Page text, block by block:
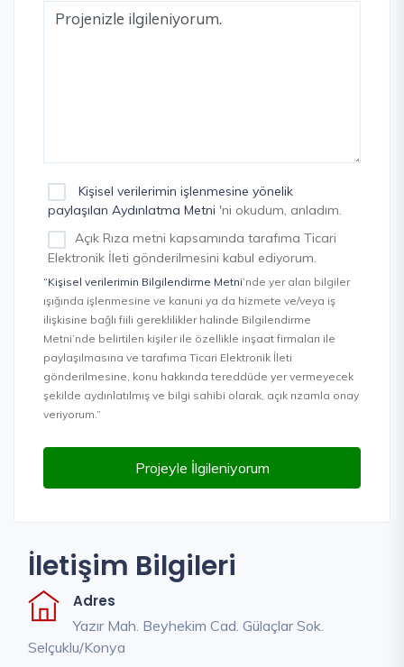
Kişisel verilerimin işlenmesine yönelik
paylaşılan Aydınlatma Metni 'ni okudum, anladım.
Açık Rıza metni kapsamında tarafıma Ticari
Elektronik İleti gönderilmesini kabul ediyorum.
“Kişisel verilerimin Bilgilendirme Metni’nde yer alan bilgiler
ışığında işlenmesine ve kanuni ya da hizmete ve/veya iş
ilişkisine bağlı fiili gereklilikler halinde Bilgilendirme
Metni’nde belirtilen kişiler ile özellikle inşaat firmaları ile
paylaşılmasına ve tarafıma Ticari Elektronik İleti
gönderilmesine, konu hakkında tereddüde yer vermeyecek
şekilde aydınlatılmış ve bilgi sahibi olarak, açık rızamla onay
veriyorum.”
Projeyle İlgileniyorum
İletişim Bilgileri
Adres
Yazır Mah. Beyhekim Cad. Gülaçlar Sok.
Selçuklu/Konya